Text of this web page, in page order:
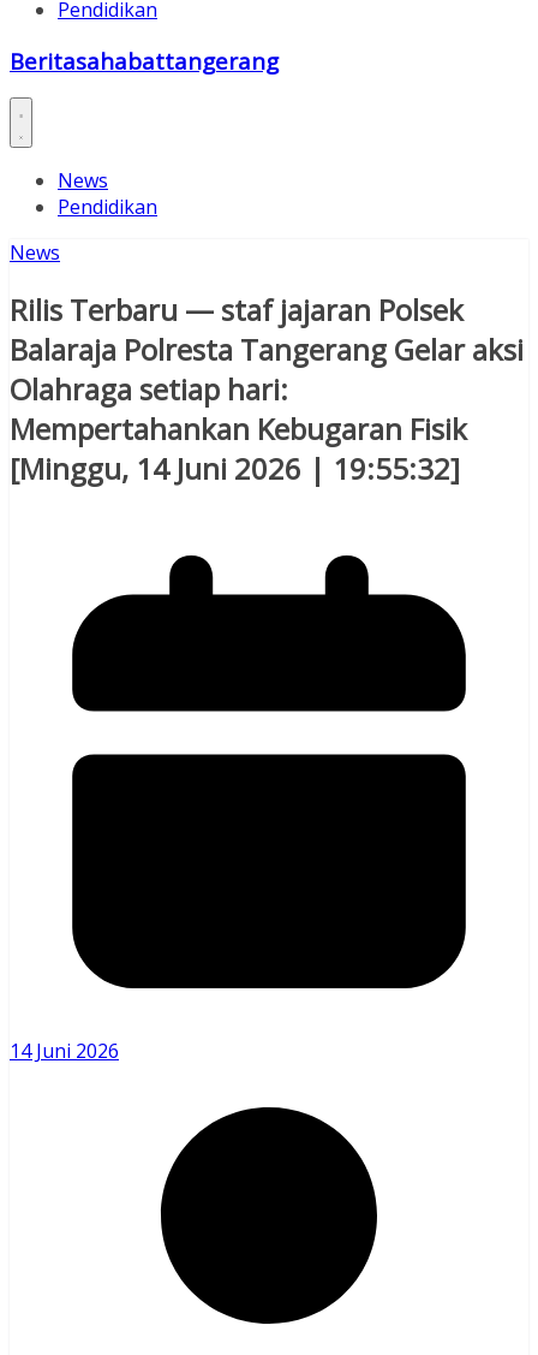
Pendidikan
Beritasahabattangerang
News
Pendidikan
News
Rilis Terbaru — staf jajaran Polsek
Balaraja Polresta Tangerang Gelar aksi
Olahraga setiap hari:
Mempertahankan Kebugaran Fisik
[Minggu, 14 Juni 2026 | 19:55:32]
14 Juni 2026